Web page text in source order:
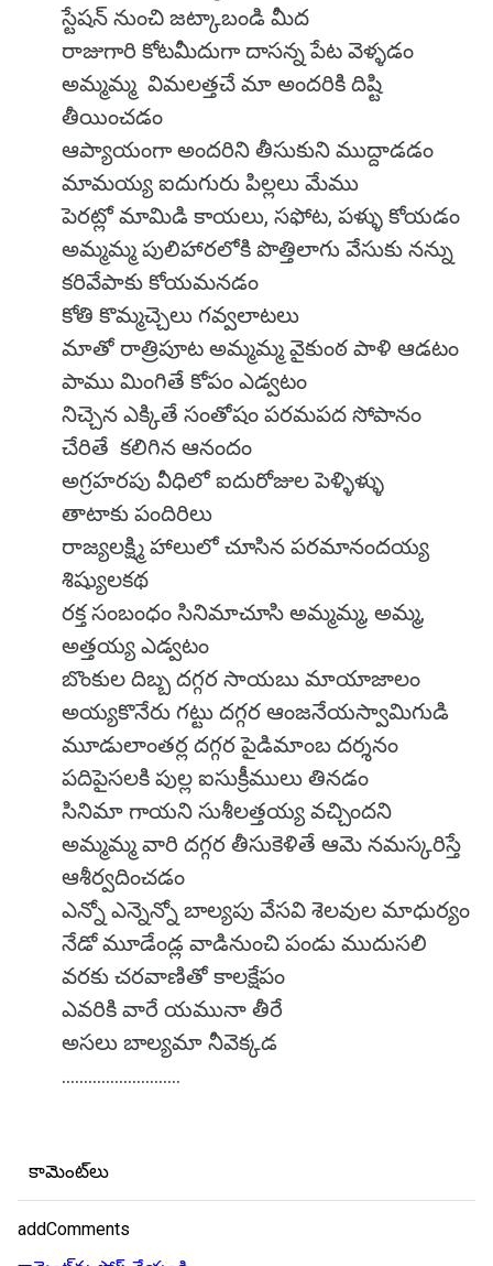
స్టేషన్ నుంచి జట్కాబండి మీద
రాజుగారి కోటమీదుగా దాసన్న పేట వెళ్ళడం
అమ్మమ్మ విమలత్తచే మా అందరికి దిష్టి
తీయించడం
ఆప్యాయంగా అందరిని తీసుకుని ముద్దాడడం
మామయ్య ఐదుగురు పిల్లలు మేము
పెరట్లో మామిడి కాయలు, సఫోట, పళ్ళు కోయడం
అమ్మమ్మ పులిహారలోకి పొత్తిలాగు వేసుకు నన్ను
కరివేపాకు కోయమనడం
కోతి కొమ్మచ్చెలు గవ్వలాటలు
మాతో రాత్రిపూట అమ్మమ్మ వైకుంఠ పాళి ఆడటం
పాము మింగితే కోపం ఎడ్వటం
నిచ్చెన ఎక్కితే సంతోషం పరమపద సోపానం
చేరితే కలిగిన ఆనందం
అగ్రహరపు వీధిలో ఐదురోజుల పెళ్ళిళ్ళు
తాటాకు పందిరిలు
రాజ్యలక్ష్మి హాలులో చూసిన పరమానందయ్య
శిష్యులకథ
రక్త సంబంధం సినిమాచూసి అమ్మమ్మ, అమ్మ,
అత్తయ్య ఎడ్వటం
బొంకుల దిబ్బ దగ్గర సాయబు మాయాజాలం
అయ్యకొనేరు గట్టు దగ్గర ఆంజనేయస్వామిగుడి
మూడులాంతర్ల దగ్గర పైడిమాంబ దర్శనం
పదిపైసలకి పుల్ల ఐసుక్రీములు తినడం
సినిమా గాయని సుశీలత్తయ్య వచ్చిందని
అమ్మమ్మ వారి దగ్గర తీసుకెళితే ఆమె నమస్కరిస్తే
ఆశీర్వదించడం
ఎన్నో ఎన్నెన్నో బాల్యపు వేసవి శెలవుల మాధుర్యం
నేడో మూడేండ్ల వాడినుంచి పండు ముదుసలి
వరకు చరవాణితో కాలక్షేపం
ఎవరికి వారే యమునా తీరే
అసలు బాల్యమా నీవెక్కడ
...........................
కామెంట్‌లు
addComments